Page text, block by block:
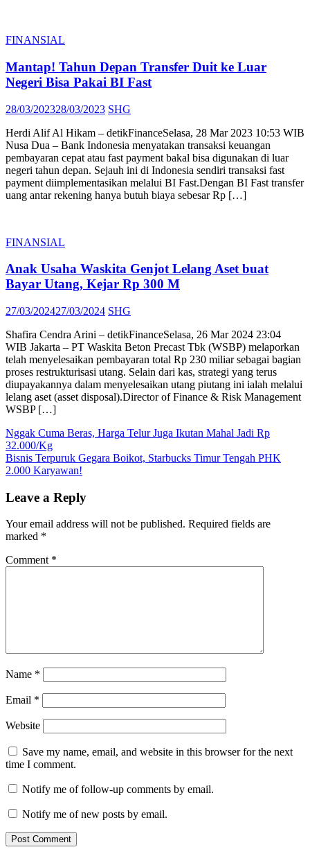
FINANSIAL
Mantap! Tahun Depan Transfer Duit ke Luar
Negeri Bisa Pakai BI Fast
Posted
28/03/202328/03/2023 Author
SHG
Herdi Alif Al Hikam – detikFinanceSelasa, 28 Mar 2023 10:53 WIB
Nusa Dua – Bank Indonesia menyatakan transaksi keuangan
pembayaran cepat atau fast payment bakal bisa digunakan di luar
negeri tahun depan. Sejauh ini di Indonesia sendiri transaksi fast
payment diimplementasikan melalui BI Fast.Dengan BI Fast transfer
uang antar rekening hanya butuh biaya sebesar Rp […]
FINANSIAL
Anak Usaha Waskita Genjot Lelang Aset buat
Bayar Utang, Kejar Rp 300 M
Posted
27/03/202427/03/2024 Author
SHG
Shafira Cendra Arini – detikFinanceSelasa, 26 Mar 2024 23:04
WIB Jakarta – PT Waskita Beton Precast Tbk (WSBP) melaporkan
telah menyelesaikan pembayaran total Rp 230 miliar sebagai bagian
proses restrukturisasi utang. Selain dari kas, strategi yang terus
diupayakannya dalam menyelesaikan utang piutang ini ialah melalui
lelang aset (asset disposal).Director of Finance & Risk Management
WSBP […]
Post
navigation
Nggak Cuma Beras, Harga Telur Juga Ikutan Mahal Jadi Rp
32.000/Kg
Bisnis Terpuruk Gegara Boikot, Starbucks Timur Tengah PHK
2.000 Karyawan!
Leave a Reply
Your email address will not be published. Required fields are
marked *
Comment *
Name *
Email *
Website
Save my name, email, and website in this browser for the next
time I comment.
Notify me of follow-up comments by email.
Notify me of new posts by email.